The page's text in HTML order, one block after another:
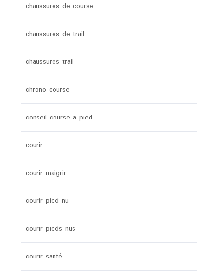
chaussures de course
chaussures de trail
chaussures trail
chrono course
conseil course a pied
courir
courir maigrir
courir pied nu
courir pieds nus
courir santé